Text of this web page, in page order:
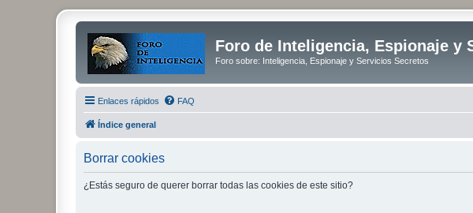
Foro de Inteligencia, Espionaje y
Foro sobre: Inteligencia, Espionaje y Servicios Secretos
Enlaces rápidos FAQ
Índice general
Borrar cookies
¿Estás seguro de querer borrar todas las cookies de este sitio?